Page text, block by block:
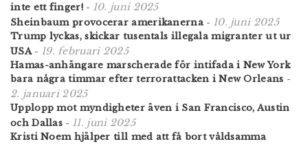
inte ett finger!- 10. juni 2025
Sheinbaum provocerar amerikanerna- 10. juni 2025
Trump lyckas, skickar tusentals illegala migranter ut ur
USA- 19. februari 2025
Hamas-anhängare marscherade för intifada i New York
bara några timmar efter terrorattacken i New Orleans -
2. januari 2025
Upplopp mot myndigheter även i San Francisco, Austin
och Dallas - 11. juni 2025
Kristi Noem hjälper till med att få bort våldsamma